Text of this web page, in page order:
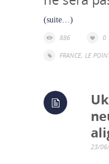
(suite…)
886
0
FRANCE, LE
23/